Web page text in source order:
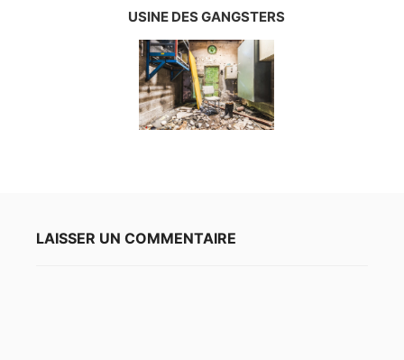
USINE DES GANGSTERS
LAISSER UN COMMENTAIRE